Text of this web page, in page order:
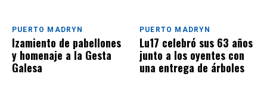
PUERTO MADRYN
Izamiento de pabellones
y homenaje a la Gesta
Galesa
PUERTO MADRYN
Lu17 celebró sus 63 años
junto a los oyentes con
una entrega de árboles